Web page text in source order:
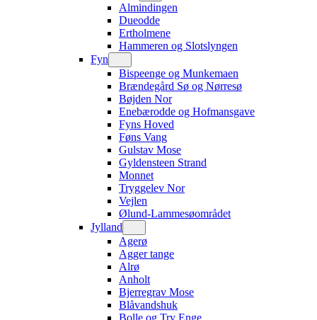
Almindingen
Dueodde
Ertholmene
Hammeren og Slotslyngen
Fyn
Bispeenge og Munkemaen
Brændegård Sø og Nørresø
Bøjden Nor
Enebærodde og Hofmansgave
Fyns Hoved
Føns Vang
Gulstav Mose
Gyldensteen Strand
Monnet
Tryggelev Nor
Vejlen
Ølund-Lammesøområdet
Jylland
Agerø
Agger tange
Alrø
Anholt
Bjerregrav Mose
Blåvandshuk
Bolle og Try Enge